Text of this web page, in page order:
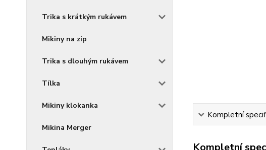
Trika s krátkým rukávem
Mikiny na zip
Trika s dlouhým rukávem
Tílka
Mikiny klokanka
Mikina Merger
Kompletní
Kompletní